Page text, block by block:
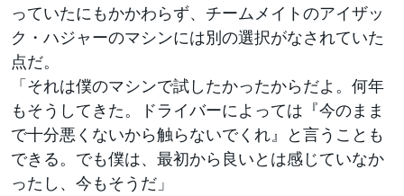
っていたにもかかわらず、チームメイトのアイザッ
ク・ハジャーのマシンには別の選択がなされていた
点だ。
「それは僕のマシンで試したかったからだよ。何年
もそうしてきた。ドライバーによっては『今のまま
で十分悪くないから触らないでくれ』と言うことも
できる。でも僕は、最初から良いとは感じていなか
ったし、今もそうだ」